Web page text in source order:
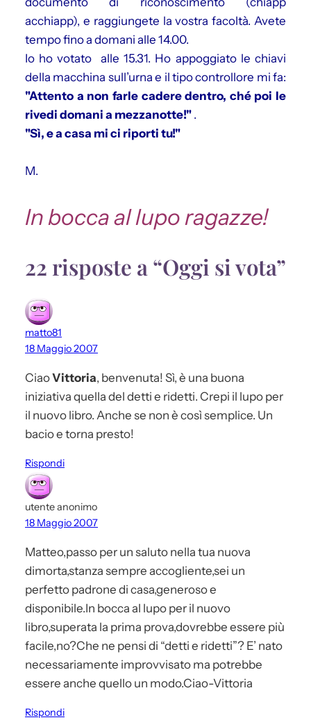
acchiapp), e raggiungete la vostra facoltà. Avete
tempo fino a domani alle 14.00.
Io ho votato alle 15.31. Ho appoggiato le chiavi
della macchina sull’urna e il tipo controllore mi fa:
"Attento a non farle cadere dentro, ché poi le
rivedi domani a mezzanotte!" .
"Sì, e a casa mi ci riporti tu!"
M.
In bocca al lupo ragazze!
22 risposte a “Oggi si vota”
matto81
18 Maggio 2007
CiaoVittoria, benvenuta! Sì, è una buona
iniziativa quella del detti e ridetti. Crepi il lupo per
il nuovo libro. Anche se non è così semplice. Un
bacio e torna presto!
Rispondi
utente anonimo
18 Maggio 2007
Matteo,passo per un saluto nella tua nuova
dimorta,stanza sempre accogliente,sei un
perfetto padrone di casa,generoso e
disponibile.In bocca al lupo per il nuovo
libro,superata la prima prova,dovrebbe essere più
facile,no?Che ne pensi di “detti e ridetti”? E’ nato
necessariamente improvvisato ma potrebbe
essere anche quello un modo.Ciao-Vittoria
Rispondi